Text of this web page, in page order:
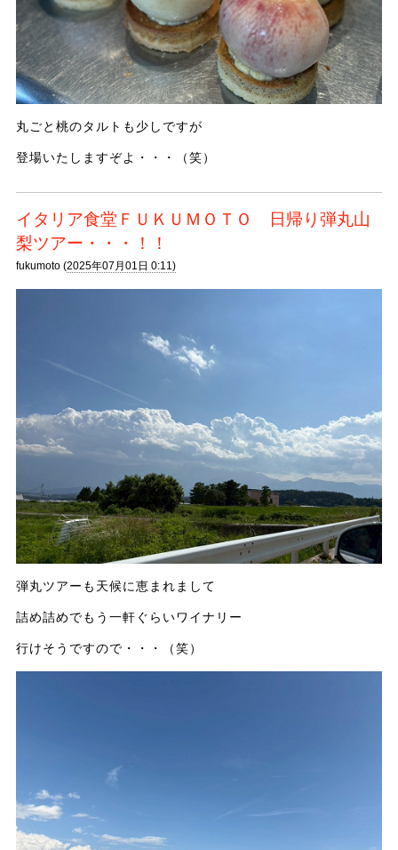
丸ごと桃のタルトも少しですが
登場いたしますぞよ・・・（笑）
イタリア食堂ＦＵＫＵＭＯＴＯ 日帰り弾丸山
梨ツアー・・・！！
fukumoto (2025年07月01日 0:11)
弾丸ツアーも天候に恵まれまして
詰め詰めでもう一軒ぐらいワイナリー
行けそうですので・・・（笑）